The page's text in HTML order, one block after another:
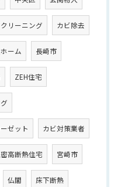
リーニング カビ除去
ーム 長崎市
ZEH住宅
ゼット カビ対策業者
高断熱住宅 宮崎市
仏閣 床下断熱